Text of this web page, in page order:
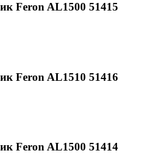
Feron AL1500 51415
Feron AL1510 51416
Feron AL1500 51414